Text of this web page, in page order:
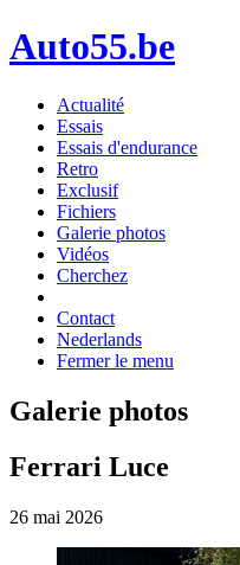
Auto55.be
Actualité
Essais
Essais d'endurance
Retro
Exclusif
Fichiers
Galerie photos
Vidéos
Cherchez
Contact
Nederlands
Fermer le menu
Galerie photos
Ferrari Luce
26 mai 2026